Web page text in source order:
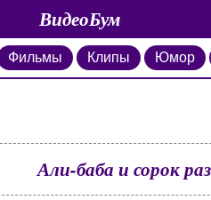
ВидеоБум
Фильмы Клипы Юмор
Али-баба и сорок